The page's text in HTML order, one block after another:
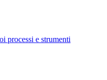
processi e strumenti